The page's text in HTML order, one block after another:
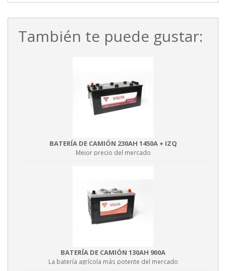
También te puede gustar:
BATERÍA DE CAMIÓN 230AH 1450A + IZQ
Mejor precio del mercado
BATERÍA DE CAMIÓN 130AH 900A
La batería agrícola más potente del mercado